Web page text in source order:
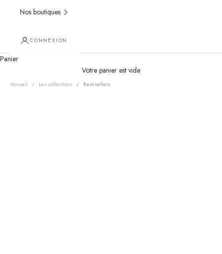
Nos boutiques
CONNEXION
Panier
Votre panier est vide
Accueil / Les collections / Best-sellers
Best-sellers
Découvrez les pièces les plus convoitées de notre collection 2025 !
Robes iconiques
, basiques incontournables ou